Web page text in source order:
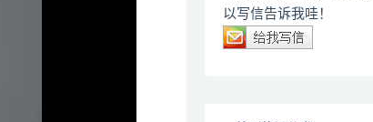
以写信告诉我哇！